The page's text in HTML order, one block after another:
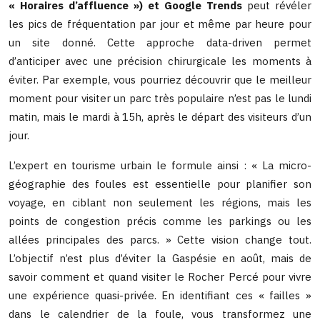
« Horaires d’affluence ») et Google Trends peut révéler
les pics de fréquentation par jour et même par heure pour
un site donné. Cette approche data-driven permet
d’anticiper avec une précision chirurgicale les moments à
éviter. Par exemple, vous pourriez découvrir que le meilleur
moment pour visiter un parc très populaire n’est pas le lundi
matin, mais le mardi à 15h, après le départ des visiteurs d’un
jour.
L’expert en tourisme urbain le formule ainsi : « La micro-
géographie des foules est essentielle pour planifier son
voyage, en ciblant non seulement les régions, mais les
points de congestion précis comme les parkings ou les
allées principales des parcs. » Cette vision change tout.
L’objectif n’est plus d’éviter la Gaspésie en août, mais de
savoir comment et quand visiter le Rocher Percé pour vivre
une expérience quasi-privée. En identifiant ces « failles »
dans le calendrier de la foule, vous transformez une